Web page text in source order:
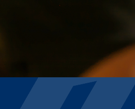
학과